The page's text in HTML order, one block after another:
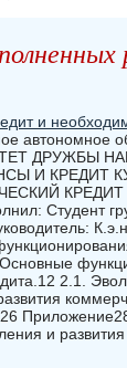
и
автономное
ДРУЖБЫ
И КРЕДИТ
Студент
2.1.
и